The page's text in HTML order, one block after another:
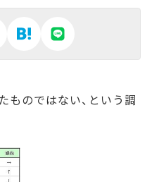
ものではない、という調